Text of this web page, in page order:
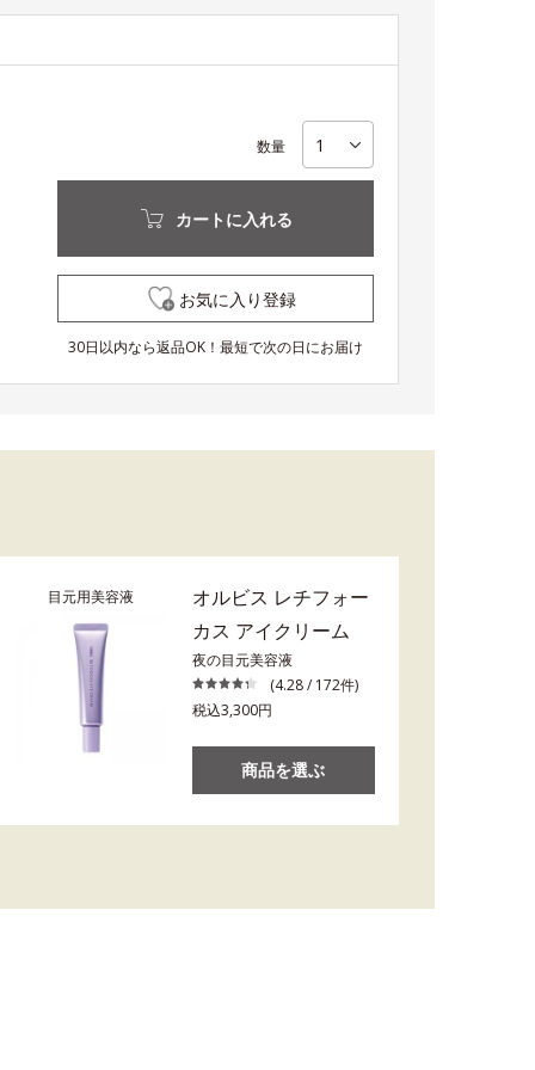
数量
カートに入れる
お気に入り登録
30日以内なら返品OK！最短で次の日にお届け
目元用美容液
オルビス レチフォー
カス アイクリーム
夜の目元美容液
(4.28 / 172件)
税込3,300円
商品を選ぶ